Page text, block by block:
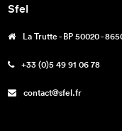
Sfel
La Trutte - BP 50020 -
+33 (0)5 49 91 06 78
contact@sfel.fr